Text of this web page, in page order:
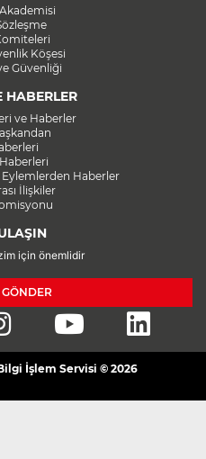
Köşesi
Güvenliği
HABERLER
ve Haberler
Haberler
İlişkiler
için önemlidir
İşlem Servisi © 2026